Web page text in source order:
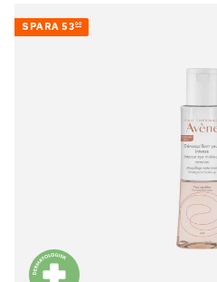
SPARA 5300